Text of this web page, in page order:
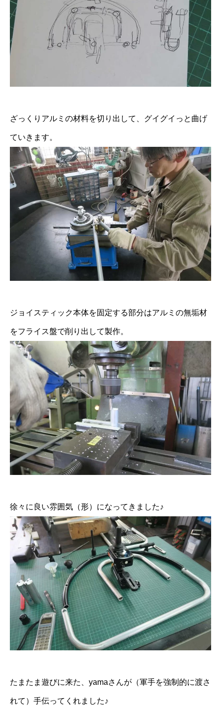
ざっくりアルミの材料を切り出して、グイグイっと曲げ
ていきます。
ジョイスティック本体を固定する部分はアルミの無垢材
をフライス盤で削り出して製作。
徐々に良い雰囲気（形）になってきました♪
たまたま遊びに来た、yamaさんが（軍手を強制的に渡さ
れて）手伝ってくれました♪